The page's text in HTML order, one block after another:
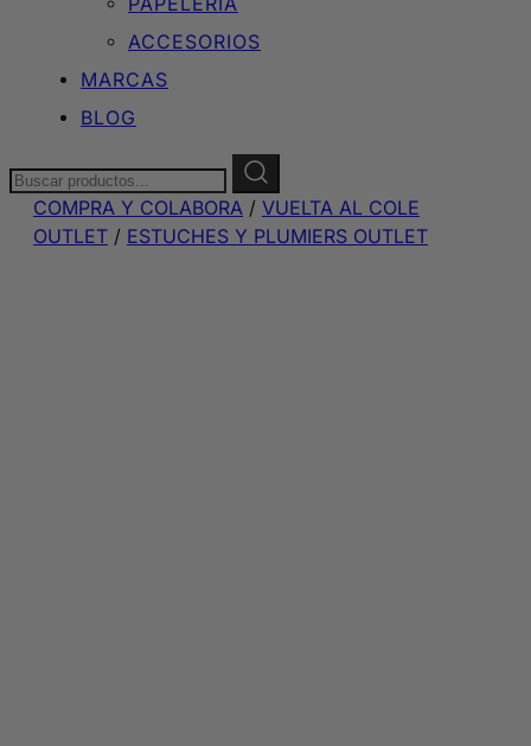
ACCESORIOS
MARCAS
BLOG
Buscar:
COMPRA Y COLABORA / VUELTA AL COLE
OUTLET / ESTUCHES Y PLUMIERS OUTLET